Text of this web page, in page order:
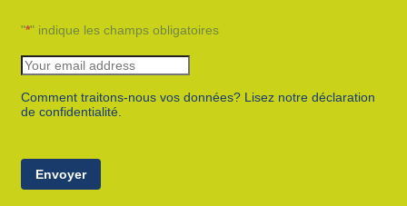
"*" indique les champs obligatoires
Comment traitons-nous vos données? Lisez notre déclaration
de confidentialité.
Envoyer